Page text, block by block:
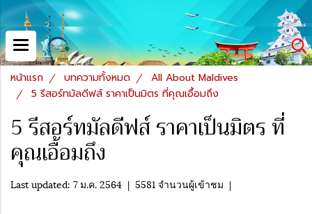
หน้าแรก บทความทั้งหมด
All About Maldives
5 รีสอร์ทมัลดีฟส์ ราคาเป็นมิตร ที่คุณเอื้อมถึง
5 รีสอร์ทมัลดีฟส์ ราคาเป็นมิตร ที่
คุณเอื้อมถึง
Last updated: 7 ม.ค. 2564 | 5581 จำนวนผู้เข้าชม |